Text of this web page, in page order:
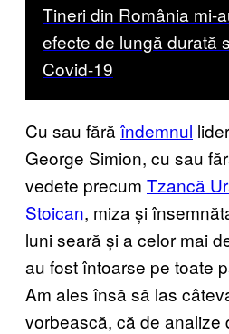
Tineri din România mi-
efecte de lungă durată
Covid-19
Cu sau fără îndemnul
George Simion, cu sau
vedete precum Tzancă
Stoican, miza și
luni seară și a celor mai
au fost întoarse pe toate
Am ales însă să las
vorbească, că de analize